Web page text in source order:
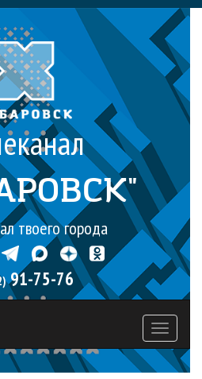
твоего города
91-75-76
Toggle